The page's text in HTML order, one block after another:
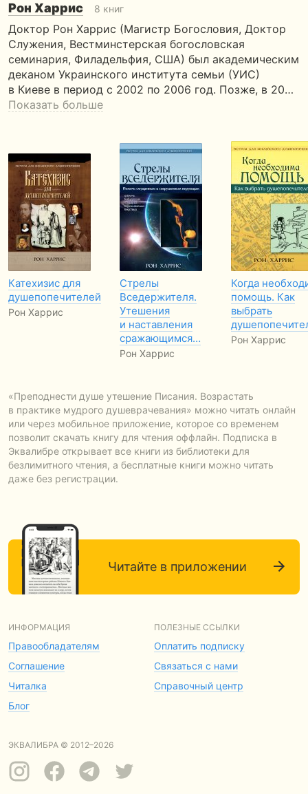
Рон Харрис 8 книг
Доктор Рон Харрис (Магистр Богословия, Доктор
Служения, Вестминстерская богословская
семинария, Филадельфия, США) был академическим
деканом Украинского института семьи (УИС)
в Киеве в период с 2002 по 2006 год. Позже, в 20…
Показать больше
Катехизис для
душепопечителей
Рон Харрис
Стрелы
Вседержителя.
Утешения
и наставления
сражающимся…
Рон Харрис
Когда
помощь. Как
выбрать
Рон Харрис
«Преподнести душе утешение Писания. Возрастать
в практике мудрого душеврачевания» можно читать онлайн
или через мобильное приложение, которое со временем
позволит скачать книгу для чтения оффлайн. Подписка в
Эквалибре открывает все книги из библиотеки для
безлимитного чтения, а бесплатные книги можно читать
даже без регистрации.
Читайте в приложении
ИНФОРМАЦИЯ
Правообладателям
Соглашение
Читалка
Блог
ПОЛЕЗНЫЕ ССЫЛКИ
Оплатить подписку
Связаться с нами
Справочный центр
ЭКВАЛИБРА © 2012–2026